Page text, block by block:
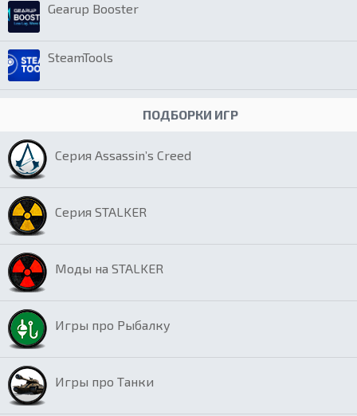
Gearup Booster
SteamTools
ПОДБОРКИ ИГР
Серия Assassin’s Creed
Серия STALKER
Моды на STALKER
Игры про Рыбалку
Игры про Танки